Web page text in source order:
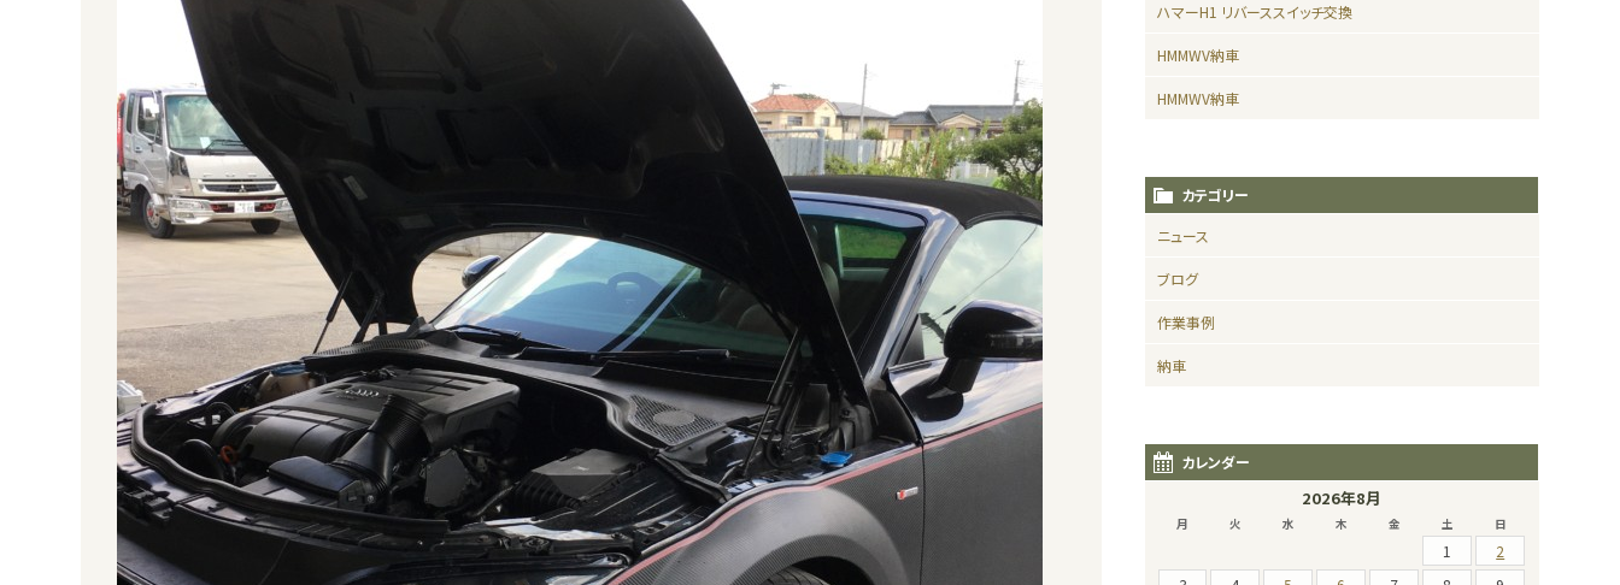
ハマーH1 リバーススイッチ交換
HMMWV納車
HMMWV納車
カテゴリー
ニュース
ブログ
作業事例
納車
カレンダー
2026年8月
月 火 水 木 金 土 日
1
2